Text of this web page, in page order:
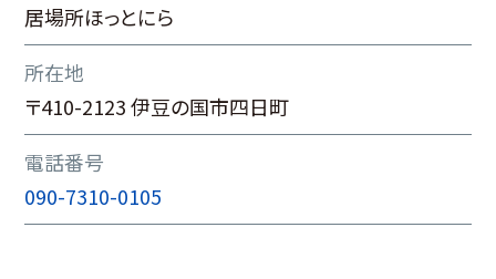
居場所ほっとにら
所在地
〒410-2123 伊豆の国市四日町
電話番号
090-7310-0105